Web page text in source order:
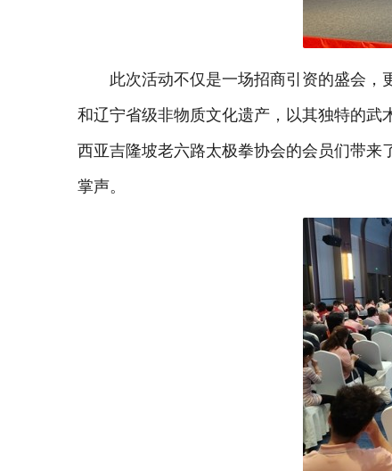
此次活动不仅是一场招商引资的盛会
和辽宁省级非物质文化遗产，以其独特的
西亚吉隆坡老六路太极拳协会的会员们带
掌声。